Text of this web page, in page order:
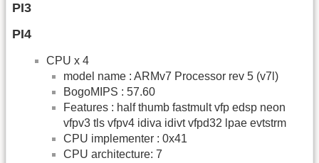
PI3
PI4
CPU x 4
model name : ARMv7 Processor rev 5 (v7l)
BogoMIPS : 57.60
Features : half thumb fastmult vfp edsp neon
vfpv3 tls vfpv4 idiva idivt vfpd32 lpae evtstrm
CPU implementer : 0x41
CPU architecture: 7